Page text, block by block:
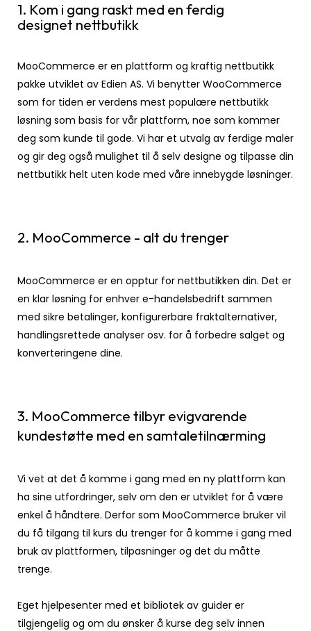
1. Kom i gang raskt med en ferdig
designet nettbutikk
MooCommerce er en plattform og kraftig nettbutikk
pakke utviklet av Edien AS. Vi benytter WooCommerce
som for tiden er verdens mest populære nettbutikk
løsning som basis for vår plattform, noe som kommer
deg som kunde til gode. Vi har et utvalg av ferdige maler
og gir deg også mulighet til å selv designe og tilpasse din
nettbutikk helt uten kode med våre innebygde løsninger.
2. MooCommerce - alt du trenger
MooCommerce er en opptur for nettbutikken din. Det er
en klar løsning for enhver e-handelsbedrift sammen
med sikre betalinger, konfigurerbare fraktalternativer,
handlingsrettede analyser osv. for å forbedre salget og
konverteringene dine.
3. MooCommerce tilbyr evigvarende
kundestøtte med en samtaletilnærming
Vi vet at det å komme i gang med en ny plattform kan
ha sine utfordringer, selv om den er utviklet for å være
enkel å håndtere. Derfor som MooCommerce bruker vil
du få tilgang til kurs du trenger for å komme i gang med
bruk av plattformen, tilpasninger og det du måtte
trenge.
Eget hjelpesenter med et bibliotek av guider er
tilgjengelig og om du ønsker å kurse deg selv innen